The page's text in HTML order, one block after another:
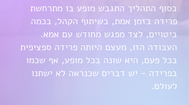
בסוף התהליך התגבש מופע בו מתרחשת
פרידה בזמן אמת, בשיתוף הקהל, בכמה
ביטויים, לצד מפגש מחודש עם אמא.
העבודה הזו, מעצם היותה פרידה ספציפית
בכל פעם, היא שונה בכל מופע, אף שכמו
בפרידה - יש דברים שכנראה לא ישתנו
לעולם.